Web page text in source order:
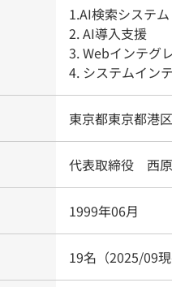
1.AI検索システ
2. AI導入支援
3. Webインテグ
4. システムイン
東京都東京都港
代表取締役 西
1999年06月
19名（2025/09現